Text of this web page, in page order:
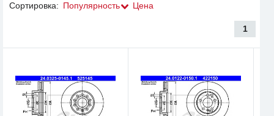
Сортировка: Популярность Цена
1